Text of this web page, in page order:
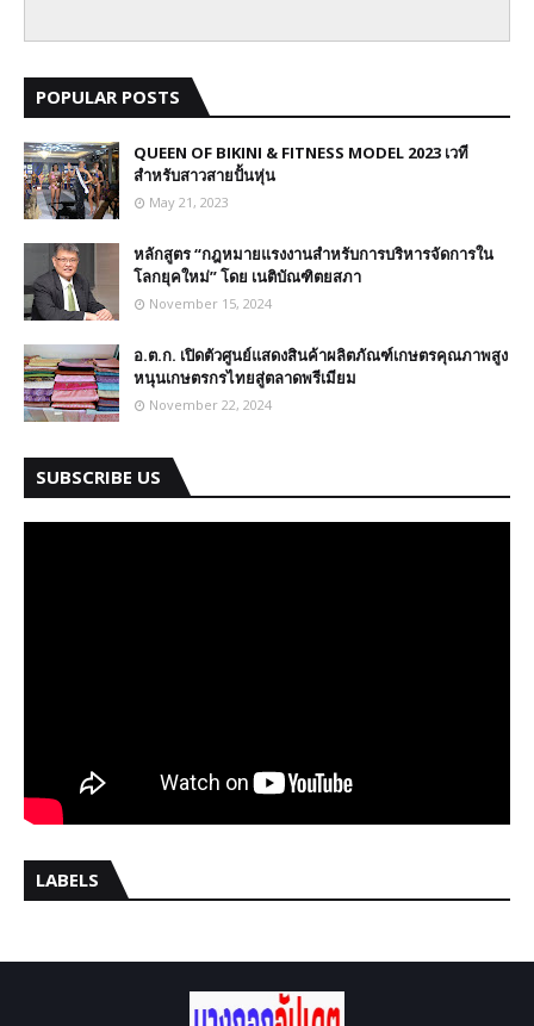
POPULAR POSTS
QUEEN OF BIKINI & FITNESS MODEL 2023 เวที
สำหรับสาวสายปั้นหุ่น
May 21, 2023
หลักสูตร “กฎหมายแรงงานสำหรับการบริหารจัดการใน
โลกยุคใหม่” โดย เนติบัณฑิตยสภา
November 15, 2024
อ.ต.ก. เปิดตัวศูนย์แสดงสินค้าผลิตภัณฑ์เกษตรคุณภาพสูง
หนุนเกษตรกรไทยสู่ตลาดพรีเมียม
November 22, 2024
SUBSCRIBE US
LABELS